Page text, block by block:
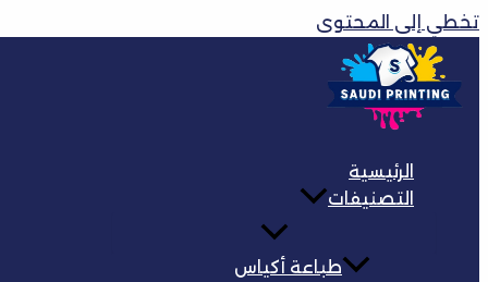
تخطي إلى المحتوى
الرئيسية
التصنيفات
طباعة أكياس